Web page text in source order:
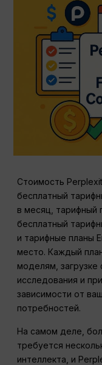
Стоимость
бесплатный
в месяц, тарифный
бесплатный
и тарифные планы
место. Каждый
моделям, загрузке
исследования и
зависимости от
потребностей.
На самом деле,
требуется
интеллекта, и